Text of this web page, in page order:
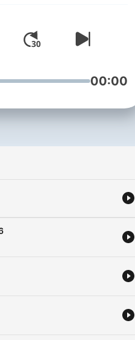
i dostajesz odruchu
na dźwięk słowa
to witamy w oazie
normalności.
i prześmiewczo
tygodni- zarówno te
trzeba myśleć,
00:00